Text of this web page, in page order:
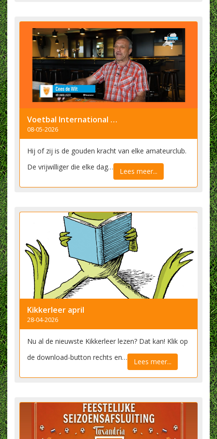
Voetbal International ging op bezoek bij de gouden vrijwilliger
08-05-2026
Hij of zij is de gouden kracht van elke amateurclub.
De vrijwilliger die elke dag…
Lees meer...
Kikkerleer april
28-04-2026
Nu al de nieuwste Kikkerleer lezen? Dat kan! Klik op
de download-button rechts en…
Lees meer...